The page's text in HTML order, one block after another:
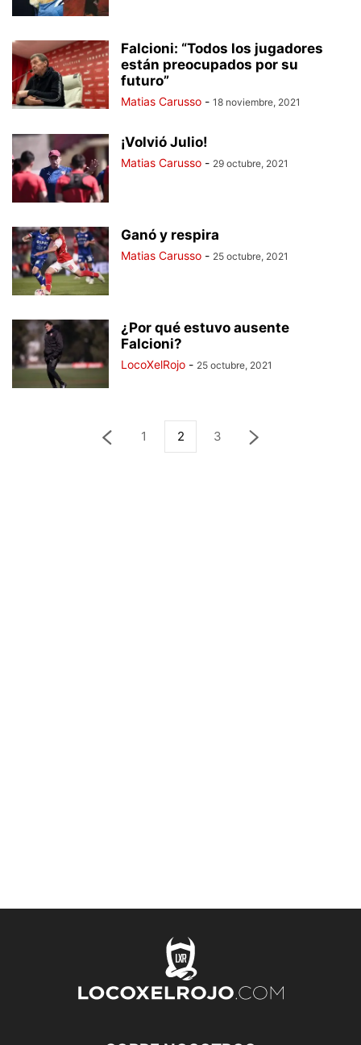
Falcioni: “Todos los jugadores
están preocupados por su
futuro”
Matias Carusso - 18 noviembre, 2021
¡Volvió Julio!
Matias Carusso - 29 octubre, 2021
Ganó y respira
Matias Carusso - 25 octubre, 2021
¿Por qué estuvo ausente
Falcioni?
LocoXelRojo - 25 octubre, 2021
1 2 3